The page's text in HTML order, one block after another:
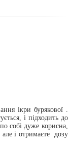
ікри бурякової .
і підходить до
собі дуже корисна,
і отримаєте дозу